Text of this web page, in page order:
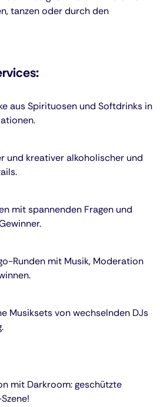
tanzen oder durch den
aus Spirituosen und Softdrinks in
und kreativer alkoholischer und
mit spannenden Fragen und
Runden mit Musik, Moderation
Musiksets von wechselnden DJs
mit Darkroom: geschützte